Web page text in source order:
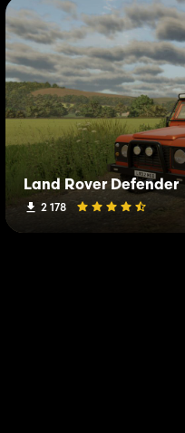
Land Rover Defender
2 178